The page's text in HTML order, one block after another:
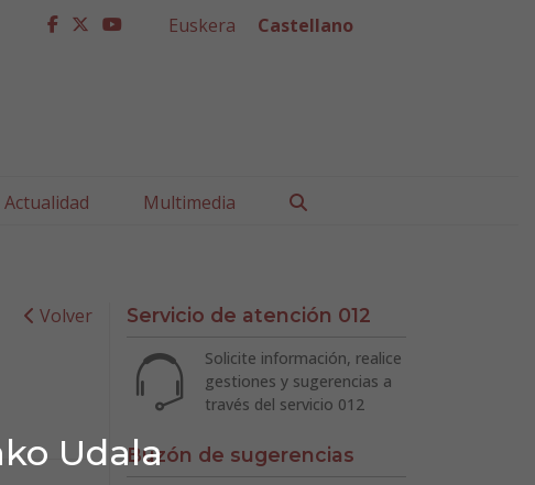
Udala
facebook
twitter
youtube
Euskera Castellano
Actualidad Multimedia
Volver Servicio de atención 012
Solicite información, realice
gestiones y sugerencias a
través del servicio 012
Buzón de sugerencias